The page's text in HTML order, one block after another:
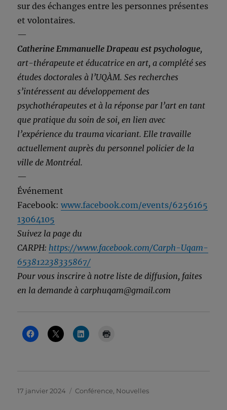
sur des échanges entre les personnes présentes
et volontaires.
—
Catherine Emmanuelle Drapeau est psychologue,
art-thérapeute et éducatrice en art, a complété ses
études doctorales à l’UQÀM. Ses recherches
s’intéressent au développement des
psychothérapeutes et à la réponse par l’art en tant
que pratique du soin de soi, en lien avec
l’expérience du trauma vicariant. Elle travaille
actuellement auprès du personnel policier de la
ville de Montréal.
—
Événement
Facebook:www.facebook.com/events/6256165
13064105
Suivez la page du
CARPH: https://www.facebook.com/Carph-Uqam-
653812238335867/
Pour vous inscrire à notre liste de diffusion, faites
en la demande à carphuqam@gmail.com
Publié
17 janvier 2024 Catégories
Conférence Nouvelles